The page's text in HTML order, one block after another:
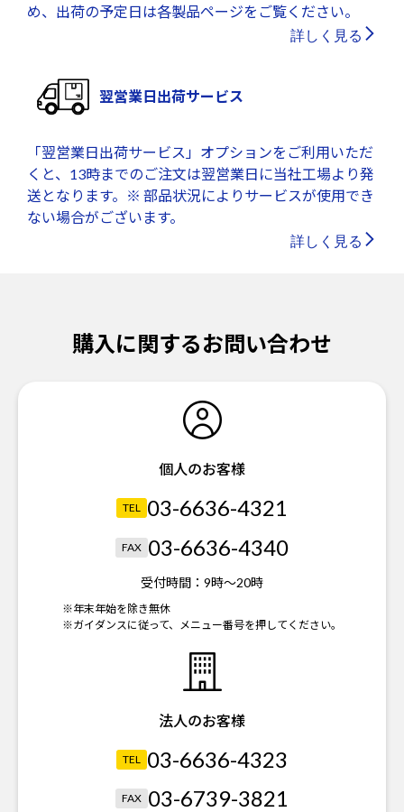
め、出荷の予定日は各製品ページをご覧ください。
詳しく見る
翌営業日出荷サービス
「翌営業日出荷サービス」オプションをご利用いただ
くと、13時までのご注文は翌営業日に当社工場より発
送となります。※ 部品状況によりサービスが使用でき
ない場合がございます。
詳しく見る
購入に関するお問い合わせ
個人のお客様
TEL 03-6636-4321
FAX 03-6636-4340
受付時間： 9時～20時
※年末年始を除き無休
※ガイダンスに従って、メニュー番号を押してください。
法人のお客様
TEL 03-6636-4323
FAX 03-6739-3821